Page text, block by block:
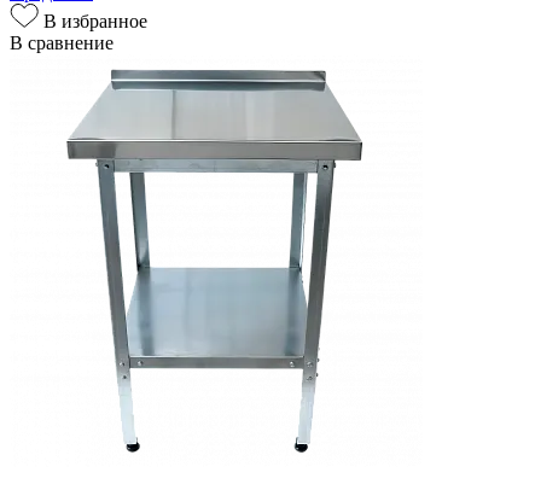
В избранное
В сравнение